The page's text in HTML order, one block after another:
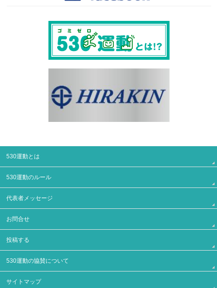
530運動とは
530運動のルール
代表者メッセージ
お問合せ
投稿する
530運動の協賛について
サイトマップ